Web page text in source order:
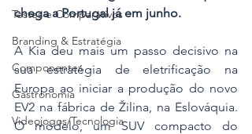
Testes e Comparativos
Branding & Estratégia
Componentes
Gastronomia
Videojogos/Tecnologia
chega a Portugal já em junho.
A Kia deu mais um passo decisivo na
sua estratégia de eletrificação na
Europa ao iniciar a produção do novo
EV2 na fábrica de Žilina, na Eslováquia.
O modelo, um SUV compacto do